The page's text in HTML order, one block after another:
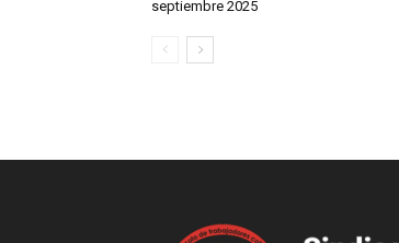
septiembre 2025